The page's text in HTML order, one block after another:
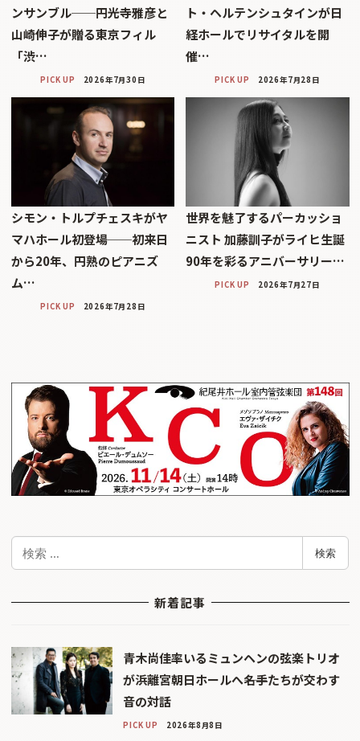
ンサンブル──円光寺雅彦と
山崎伸子が贈る東京フィル
「渋…
PICK UP 2026年7月30日
ト・ヘルテンシュタインが日
経ホールでリサイタルを開
催…
PICK UP 2026年7月28日
シモン・トルプチェスキがヤ
マハホール初登場──初来日
から20年、円熟のピアニズ
ム…
PICK UP 2026年7月28日
世界を魅了するパーカッショ
ニスト 加藤訓子がライヒ生誕
90年を彩るアニバーサリー…
PICK UP 2026年7月27日
検
索
検索
新着記事
青木尚佳率いるミュンヘンの弦楽トリオ
が浜離宮朝日ホールへ――名手たちが交わす
音の対話
PICK UP 2026年8月8日